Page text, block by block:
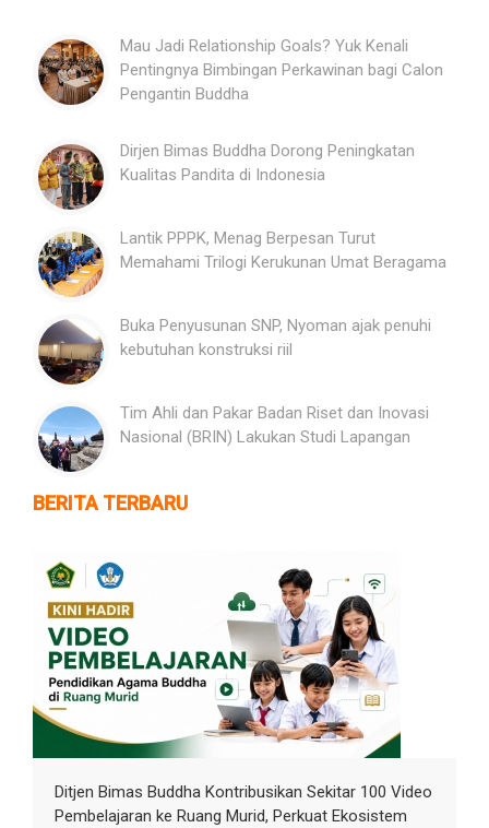
Mau Jadi Relationship Goals? Yuk Kenali
Pentingnya Bimbingan Perkawinan bagi Calon
Pengantin Buddha
Dirjen Bimas Buddha Dorong Peningkatan
Kualitas Pandita di Indonesia
Lantik PPPK, Menag Berpesan Turut
Memahami Trilogi Kerukunan Umat Beragama
Buka Penyusunan SNP, Nyoman ajak penuhi
kebutuhan konstruksi riil
Tim Ahli dan Pakar Badan Riset dan Inovasi
Nasional (BRIN) Lakukan Studi Lapangan
BERITA TERBARU
Ditjen Bimas Buddha Kontribusikan Sekitar 100 Video
Pembelajaran ke Ruang Murid, Perkuat Ekosistem